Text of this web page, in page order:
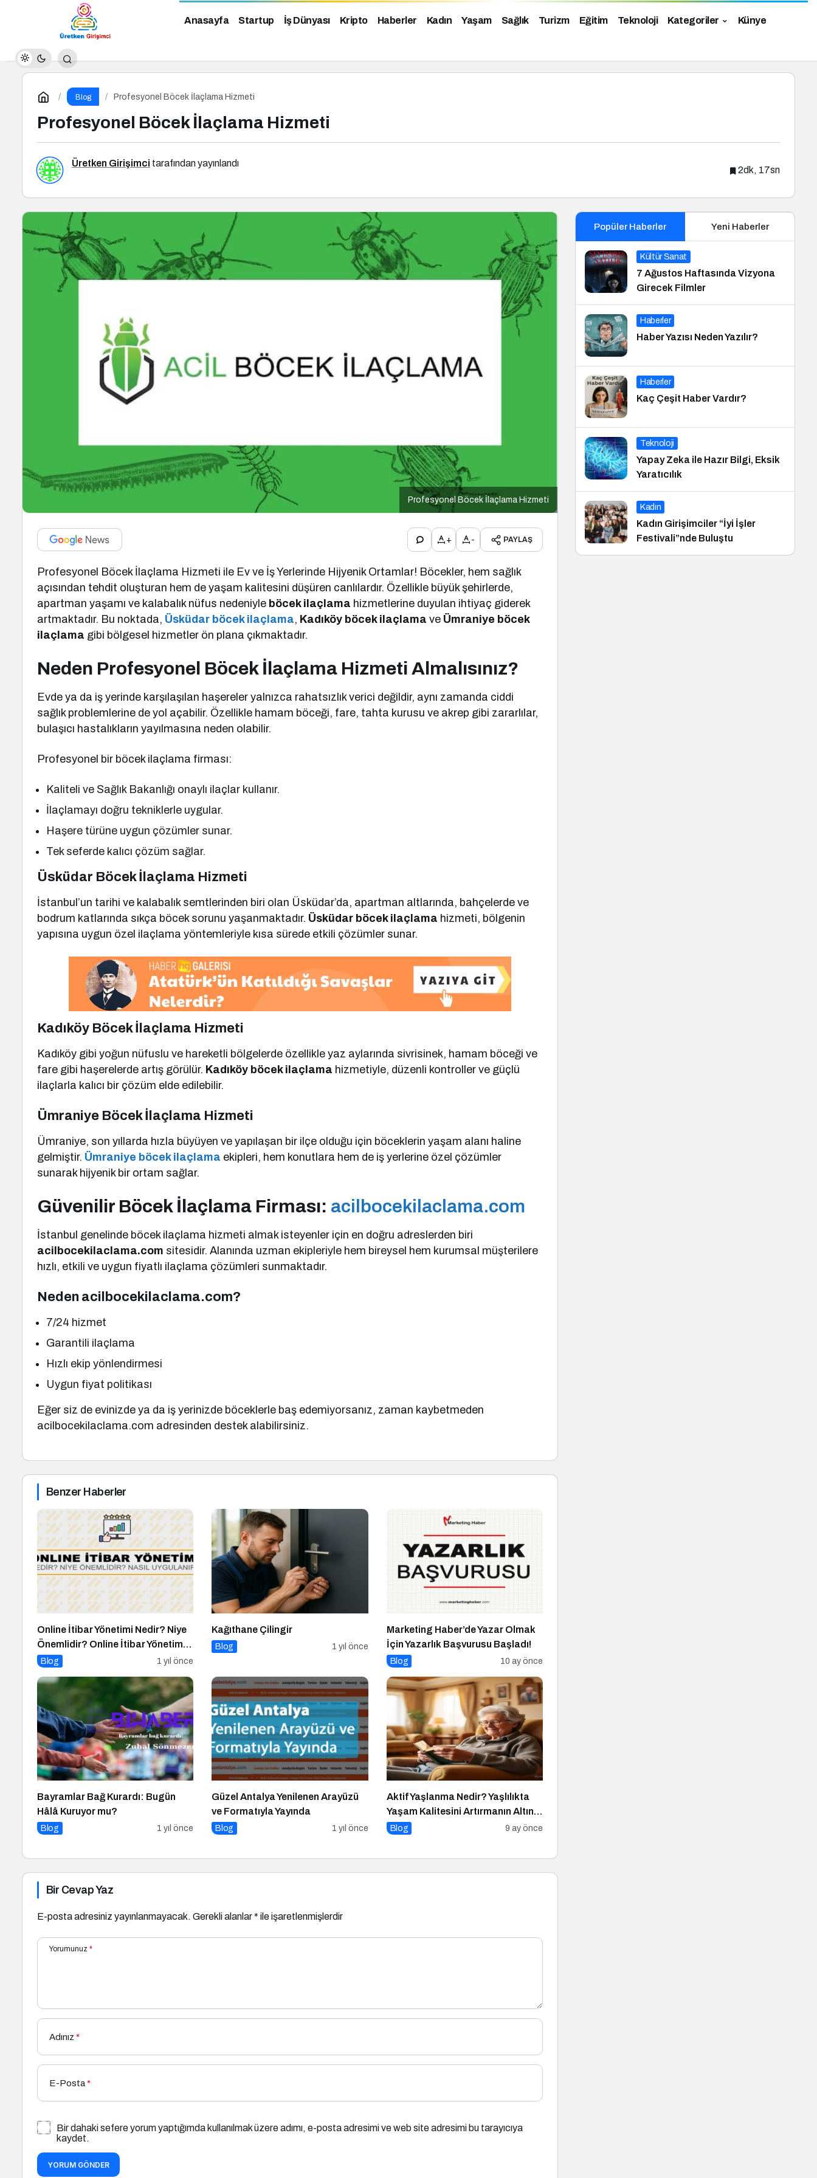
Anasayfa Startup İş Dünyası Kripto Haberler Kadın Yaşam Sağlık Turizm Eğitim Teknoloji Kategoriler Künye
Blog Profesyonel Böcek İlaçlama Hizmeti
Profesyonel Böcek İlaçlama Hizmeti
Üretken Girişimci tarafından yayınlandı
2dk, 17sn
Profesyonel Böcek İlaçlama Hizmeti
+ - PAYLAŞ
Profesyonel Böcek İlaçlama Hizmeti ile Ev ve İş Yerlerinde Hijyenik Ortamlar! Böcekler, hem sağlık
açısından tehdit oluşturan hem de yaşam kalitesini düşüren canlılardır. Özellikle büyük şehirlerde,
apartman yaşamı ve kalabalık nüfus nedeniyle böcek ilaçlama hizmetlerine duyulan ihtiyaç giderek
artmaktadır. Bu noktada, Üsküdar böcek ilaçlama, Kadıköy böcek ilaçlama ve Ümraniye böcek
ilaçlama gibi bölgesel hizmetler ön plana çıkmaktadır.
Neden Profesyonel Böcek İlaçlama Hizmeti Almalısınız?
Evde ya da iş yerinde karşılaşılan haşereler yalnızca rahatsızlık verici değildir, aynı zamanda ciddi
sağlık problemlerine de yol açabilir. Özellikle hamam böceği, fare, tahta kurusu ve akrep gibi zararlılar,
bulaşıcı hastalıkların yayılmasına neden olabilir.
Profesyonel bir böcek ilaçlama firması:
Kaliteli ve Sağlık Bakanlığı onaylı ilaçlar kullanır.
İlaçlamayı doğru tekniklerle uygular.
Haşere türüne uygun çözümler sunar.
Tek seferde kalıcı çözüm sağlar.
Üsküdar Böcek İlaçlama Hizmeti
İstanbul’un tarihi ve kalabalık semtlerinden biri olan Üsküdar’da, apartman altlarında, bahçelerde ve
bodrum katlarında sıkça böcek sorunu yaşanmaktadır. Üsküdar böcek ilaçlama hizmeti, bölgenin
yapısına uygun özel ilaçlama yöntemleriyle kısa sürede etkili çözümler sunar.
Kadıköy Böcek İlaçlama Hizmeti
Kadıköy gibi yoğun nüfuslu ve hareketli bölgelerde özellikle yaz aylarında sivrisinek, hamam böceği ve
fare gibi haşerelerde artış görülür. Kadıköy böcek ilaçlama hizmetiyle, düzenli kontroller ve güçlü
ilaçlarla kalıcı bir çözüm elde edilebilir.
Ümraniye Böcek İlaçlama Hizmeti
Ümraniye, son yıllarda hızla büyüyen ve yapılaşan bir ilçe olduğu için böceklerin yaşam alanı haline
gelmiştir. Ümraniye böcek ilaçlama ekipleri, hem konutlara hem de iş yerlerine özel çözümler
sunarak hijyenik bir ortam sağlar.
Güvenilir Böcek İlaçlama Firması: acilbocekilaclama.com
İstanbul genelinde böcek ilaçlama hizmeti almak isteyenler için en doğru adreslerden biri
acilbocekilaclama.com sitesidir. Alanında uzman ekipleriyle hem bireysel hem kurumsal müşterilere
hızlı, etkili ve uygun fiyatlı ilaçlama çözümleri sunmaktadır.
Neden acilbocekilaclama.com?
7/24 hizmet
Garantili ilaçlama
Hızlı ekip yönlendirmesi
Uygun fiyat politikası
Eğer siz de evinizde ya da iş yerinizde böceklerle baş edemiyorsanız, zaman kaybetmeden
acilbocekilaclama.com adresinden destek alabilirsiniz.
Benzer Haberler
Online İtibar Yönetimi Nedir? Niye
Önemlidir? Online İtibar Yönetimi
Nasıl Uygulanır?
Blog 1 yıl önce
Kağıthane Çilingir
Blog 1 yıl önce
Marketing Haber’de Yazar Olmak
İçin Yazarlık Başvurusu Başladı!
Blog 10 ay önce
Bayramlar Bağ Kurardı: Bugün
Hâlâ Kuruyor mu?
Blog 1 yıl önce
Güzel Antalya Yenilenen Arayüzü
ve Formatıyla Yayında
Blog 1 yıl önce
Aktif Yaşlanma Nedir? Yaşlılıkta
Yaşam Kalitesini Artırmanın Altın
Kuralları
Blog 9 ay önce
Bir Cevap Yaz
E-posta adresiniz yayınlanmayacak. Gerekli alanlar* ile işaretlenmişlerdir
Yorumunuz *
Adınız *
E-Posta*
Bir dahaki sefere yorum yaptığımda kullanılmak üzere adımı, e-posta adresimi ve web site adresimi bu tarayıcıya
kaydet.
YORUM GÖNDER
Popüler Haberler Yeni Haberler
Kültür Sanat
7 Ağustos Haftasında Vizyona
Girecek Filmler
Haberler
Haber Yazısı Neden Yazılır?
Haberler
Kaç Çeşit Haber Vardır?
Teknoloji
Yapay Zeka ile Hazır Bilgi, Eksik
Yaratıcılık
Kadın
Kadın Girişimciler “İyi İşler
Festivali”nde Buluştu